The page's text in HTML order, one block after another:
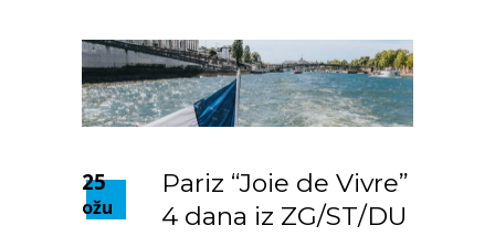
25
ožu
Pariz “Joie de Vivre”
4 dana iz ZG/ST/DU